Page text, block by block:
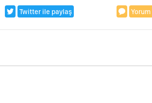
Twitter ile paylaş Yorum